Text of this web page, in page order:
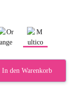
In den Warenkorb